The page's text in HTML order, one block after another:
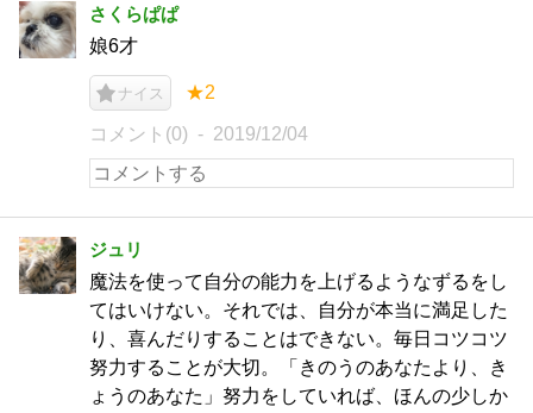
さくらぱぱ
娘6才
ナイス ★2
コメント(0) 2019/12/04
ジュリ
魔法を使って自分の能力を上げるようなずるをし
てはいけない。それでは、自分が本当に満足した
り、喜んだりすることはできない。毎日コツコツ
努力することが大切。「きのうのあなたより、き
ょうのあなた」努力をしていれば、ほんの少しか